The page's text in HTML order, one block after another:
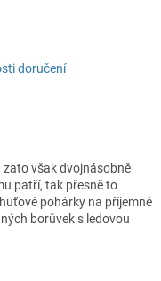
doručení
však dvojnásobně
patří, tak přesně to
pohárky na příjemně
borůvek s ledovou